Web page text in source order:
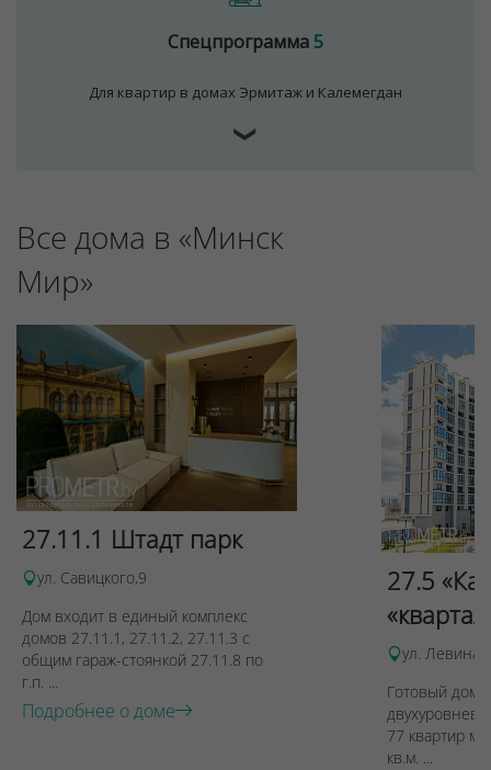
Спецпрограмма5
Для квартир в домах Эрмитаж и Калемегдан
❯
Все дома в «Минск
Мир»
27.11.1 Штадт парк
ул. Савицкого,9
Дом входит в единый комплекс
домов 27.11.1, 27.11.2, 27.11.3 с
общим гараж-стоянкой 27.11.8 по
г.п. ...
Подробнее о доме
27.5
ул. Левина,
Готовый дом
77 квартир
кв.м. ...
Для обеспечения удобства пользователей сайта
используются cookies
Отклонить